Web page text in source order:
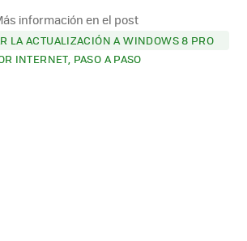
información en el post
LA ACTUALIZACIÓN A WINDOWS 8 PRO
INTERNET, PASO A PASO